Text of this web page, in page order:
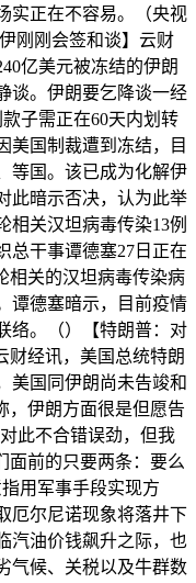
实正在不容易。（央视
刚刚会签和谈】云财
亿美元被冻结的伊朗
谈。伊朗要乞降谈一经
子需正在60天内划转
美国制裁遭到冻结，目
等国。该已成为化解伊
此暗示否决，认为此举
相关汉坦病毒传染13例
总干事谭德塞27日正在
相关的汉坦病毒传染病
谭德塞暗示，目前疫情
络。（）【特朗普：对
财经讯，美国总统特朗
美国同伊朗尚未告竣和
，伊朗方面很是但愿告
此不合错误劲，但我
面前的只要两条：要么
用军事手段实现方
厄尔尼诺现象将落井下
汽油价钱飙升之际，也
气候、关税以及牛群数